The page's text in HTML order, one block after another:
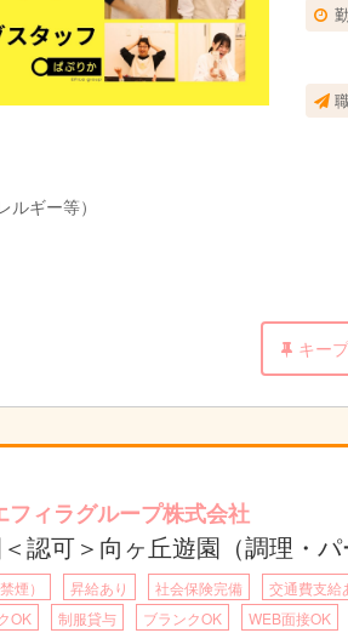
ギー等）
供
備品・調味料在庫確認
・片付け
キープ
フィラグループ株式会社
認可＞向ヶ丘遊園（調理・パ
煙） 昇給あり 社会保険完備 交通費支給
OK 制服貸与 ブランクOK WEB面接OK